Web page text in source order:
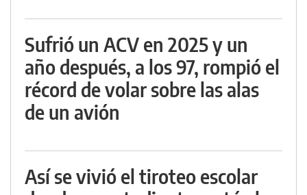
Sufrió un ACV en 2025 y un
año después, a los 97, rompió el
récord de volar sobre las alas
de un avión
Así se vivió el tiroteo escolar